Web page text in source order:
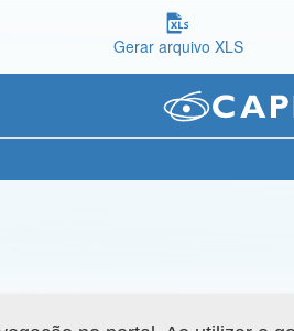
Gerar arquivo XLS